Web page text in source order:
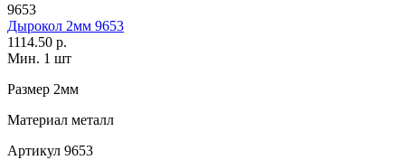
9653
Дырокол 2мм 9653
1114.50 р.
Мин. 1 шт
Размер 2мм
Материал металл
Артикул 9653